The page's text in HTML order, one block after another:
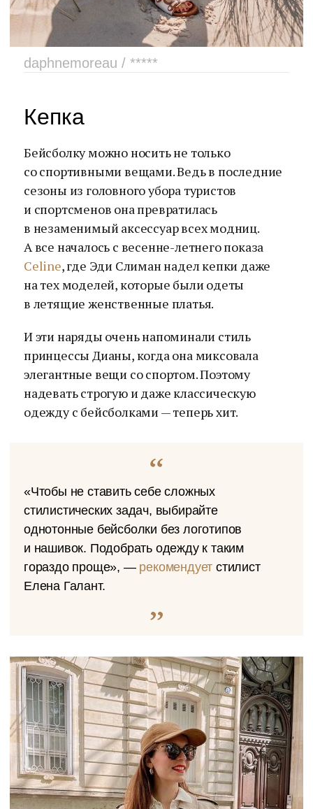
daphnemoreau / *****
Кепка
Бейсболку можно носить не только
со спортивными вещами. Ведь в последние
сезоны из головного убора туристов
и спортсменов она превратилась
в незаменимый аксессуар всех модниц.
А все началось с весенне-летнего показа
Celine, где Эди Слиман надел кепки даже
на тех моделей, которые были одеты
в летящие женственные платья.
И эти наряды очень напоминали стиль
принцессы Дианы, когда она миксовала
элегантные вещи со спортом. Поэтому
надевать строгую и даже классическую
одежду с бейсболками — теперь хит.
«Чтобы не ставить себе сложных
стилистических задач, выбирайте
однотонные бейсболки без логотипов
и нашивок. Подобрать одежду к таким
гораздо проще», — рекомендует стилист
Елена Галант.